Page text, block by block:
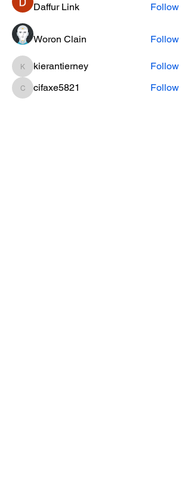
Daffur Link Follow
Woron Clain Follow
kierantierney
kierantierney Follow
cifaxe5821
cifaxe5821
Follow